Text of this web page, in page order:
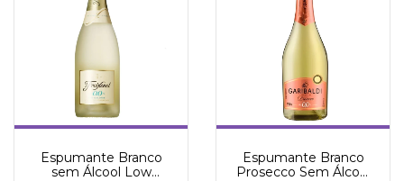
Espumante Branco
sem Álcool Low
Espumante Branco
Prosecco Sem Álcool